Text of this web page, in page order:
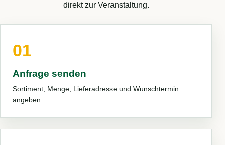
direkt zur Veranstaltung.
01
Anfrage senden
Sortiment, Menge, Lieferadresse und Wunschtermin
angeben.